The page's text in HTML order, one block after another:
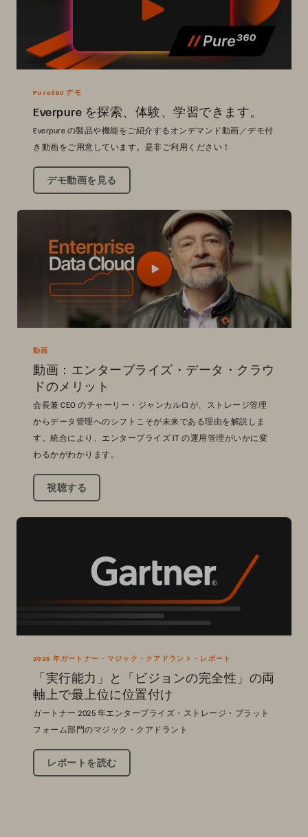
Pure360 デモ
Everpure を探索、体験、学習できます。
Everpure の製品や機能をご紹介するオンデマンド動画／デモ付
き動画をご用意しています。是非ご利用ください！
デモ動画を見る
動画
動画：エンタープライズ・データ・クラウ
ドのメリット
会長兼 CEO のチャーリー・ジャンカルロが、ストレージ管理
からデータ管理へのシフトこそが未来である理由を解説しま
す。統合により、エンタープライズ IT の運用管理がいかに変
わるかがわかります。
視聴する
2025 年ガートナー・マジック・クアドラント・レポート
「実行能力」と「ビジョンの完全性」の両
軸上で最上位に位置付け
ガートナー 2025 年エンタープライズ・ストレージ・プラット
フォーム部門のマジック・クアドラント
レポートを読む